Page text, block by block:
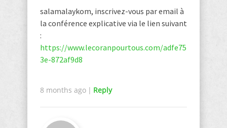
salamalaykom, inscrivez-vous par email à
la conférence explicative via le lien suivant
:
https://www.lecoranpourtous.com/adfe75
3e-872af9d8
8 months ago | Reply